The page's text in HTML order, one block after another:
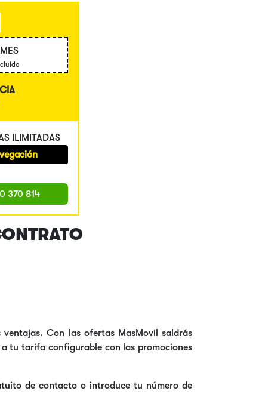
ILIMITADAS
370 814
Con las ofertas MasMovil saldrás
tu tarifa configurable con las promociones
de contacto o introduce tu número de